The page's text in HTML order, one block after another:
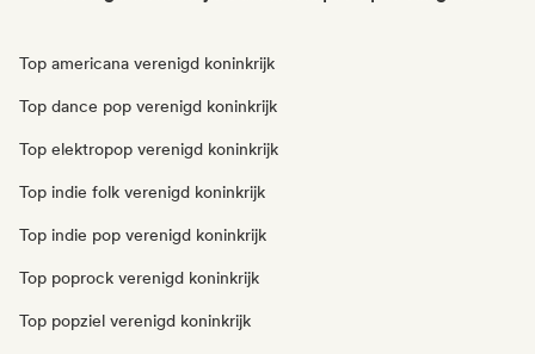
Top americana verenigd koninkrijk
Top dance pop verenigd koninkrijk
Top elektropop verenigd koninkrijk
Top indie folk verenigd koninkrijk
Top indie pop verenigd koninkrijk
Top poprock verenigd koninkrijk
Top popziel verenigd koninkrijk